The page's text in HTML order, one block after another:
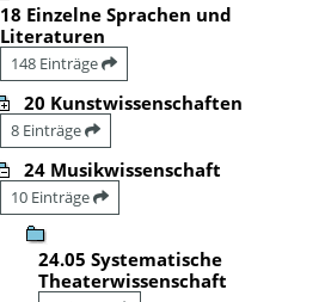
18 Einzelne Sprachen und
Literaturen
148 Einträge
20 Kunstwissenschaften
8 Einträge
24 Musikwissenschaft
10 Einträge
24.05 Systematische
Theaterwissenschaft